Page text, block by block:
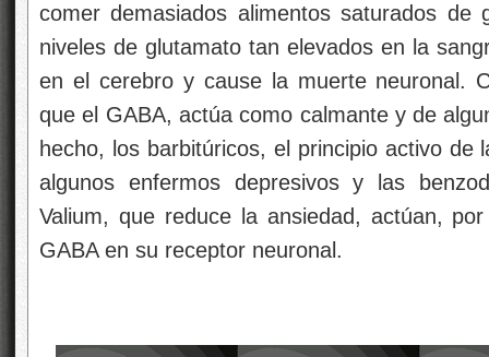
comer demasiados alimentos saturados
niveles de glutamato tan elevados en la
en el cerebro y cause la muerte neuronal.
que el GABA, actúa como calmante y de
hecho, los barbitúricos, el principio activo
algunos enfermos depresivos y las
Valium, que reduce la ansiedad, actúan,
GABA en su receptor neuronal.